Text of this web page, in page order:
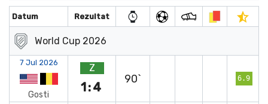
Datum Rezultat
World Cup 2026
7 Jul 2026
Gosti
Z
1:4
90` 6.9